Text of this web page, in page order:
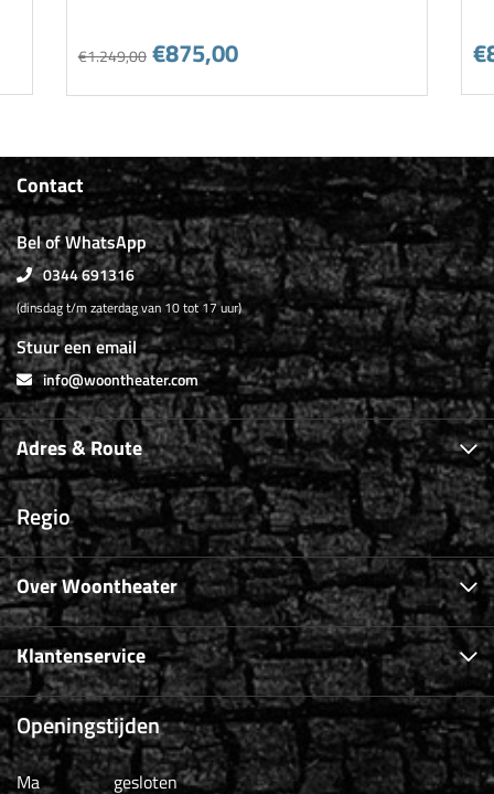
€1.249,00 €875,00
Contact
Bel of WhatsApp
0344 691316
(dinsdag t/m zaterdag van 10 tot 17 uur)
Stuur een email
info@woontheater.com
Adres & Route
Regio
Over Woontheater
Klantenservice
Openingstijden
Ma gesloten